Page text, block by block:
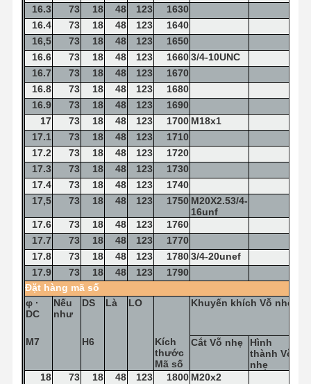
16.3
73 18 48 123
1630
16.4
73 18 48 123
1640
16,5
73 18 48 123
1650
16.6
73 18 48 123 16603/4-10UNC
16.7
73 18 48 123
1670
16.8
73 18 48 123
1680
16.9
73 18 48 123
1690
17
73 18 48 123 1700 M18x1
17.1
73 18 48 123
1710
17.2
73 18 48 123
1720
17.3
73 18 48 123
1730
17.4
73 18 48 123
1740
17,5
73 18 48 123 1750 M20X2.53/4-
16unf
17.6
73 18 48 123
1760
17.7
73 18 48 123
1770
17.8
73 18 48 123 17803/4-20unef
17.9
73 18 48 123
1790
Đặt hàng mã số
φ ·
DC
Nếu
như
DS Là LO Khuyến khích Vỗ nhẹ
M7 H6
Kích
thước
Mã số
Cắt Vỗ nhẹ
Hình
thành Vỗ
nhẹ
18
73 18 48 123 1800 M20x2